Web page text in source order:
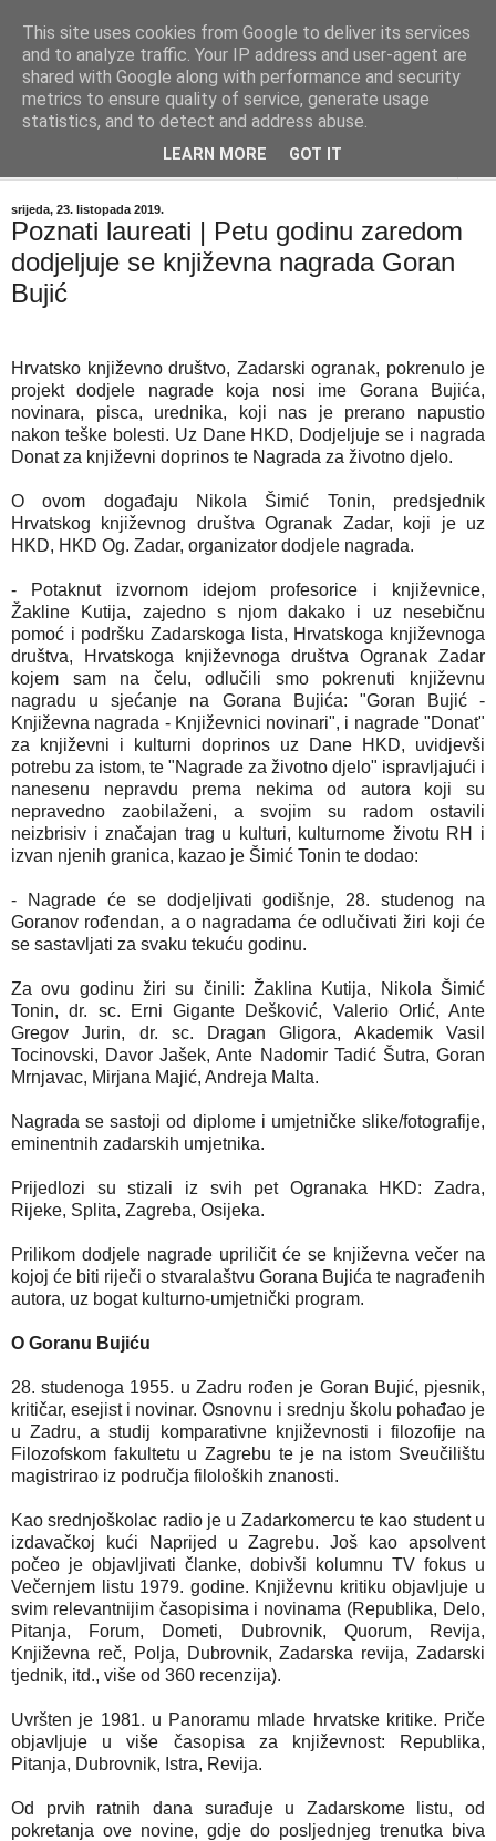
"Kvaka"
Časopis za književnost ISSN 2459-5632
srijeda, 23. listopada 2019.
Poznati laureati | Petu godinu zaredom
dodjeljuje se književna nagrada Goran
Bujić
Hrvatsko književno društvo, Zadarski ogranak, pokrenulo je
projekt dodjele nagrade koja nosi ime Gorana Bujića,
novinara, pisca, urednika, koji nas je prerano napustio
nakon teške bolesti. Uz Dane HKD, Dodjeljuje se i nagrada
Donat za književni doprinos te Nagrada za životno djelo.
O ovom događaju Nikola Šimić Tonin, predsjednik
Hrvatskog književnog društva Ogranak Zadar, koji je uz
HKD, HKD Og. Zadar, organizator dodjele nagrada.
- Potaknut izvornom idejom profesorice i književnice,
Žakline Kutija, zajedno s njom dakako i uz nesebičnu
pomoć i podršku Zadarskoga lista, Hrvatskoga književnoga
društva, Hrvatskoga književnoga društva Ogranak Zadar
kojem sam na čelu, odlučili smo pokrenuti književnu
nagradu u sjećanje na Gorana Bujića: "Goran Bujić -
Književna nagrada - Književnici novinari", i nagrade "Donat"
za književni i kulturni doprinos uz Dane HKD, uvidjevši
potrebu za istom, te "Nagrade za životno djelo" ispravljajući i
nanesenu nepravdu prema nekima od autora koji su
nepravedno zaobilaženi, a svojim su radom ostavili
neizbrisiv i značajan trag u kulturi, kulturnome životu RH i
izvan njenih granica, kazao je Šimić Tonin te dodao:
- Nagrade će se dodjeljivati godišnje, 28. studenog na
Goranov rođendan, a o nagradama će odlučivati žiri koji će
se sastavljati za svaku tekuću godinu.
Za ovu godinu žiri su činili: Žaklina Kutija, Nikola Šimić
Tonin, dr. sc. Erni Gigante Dešković, Valerio Orlić, Ante
Gregov Jurin, dr. sc. Dragan Gligora, Akademik Vasil
Tocinovski, Davor Jašek, Ante Nadomir Tadić Šutra, Goran
Mrnjavac, Mirjana Majić, Andreja Malta.
Nagrada se sastoji od diplome i umjetničke slike/fotografije,
eminentnih zadarskih umjetnika.
Prijedlozi su stizali iz svih pet Ogranaka HKD: Zadra,
Rijeke, Splita, Zagreba, Osijeka.
Prilikom dodjele nagrade upriličit će se književna večer na
kojoj će biti riječi o stvaralaštvu Gorana Bujića te nagrađenih
autora, uz bogat kulturno-umjetnički program.
O Goranu Bujiću
28. studenoga 1955. u Zadru rođen je Goran Bujić, pjesnik,
kritičar, esejist i novinar. Osnovnu i srednju školu pohađao je
u Zadru, a studij komparativne književnosti i filozofije na
Filozofskom fakultetu u Zagrebu te je na istom Sveučilištu
magistrirao iz područja filoloških znanosti.
Kao srednjoškolac radio je u Zadarkomercu te kao student u
izdavačkoj kući Naprijed u Zagrebu. Još kao apsolvent
počeo je objavljivati članke, dobivši kolumnu TV fokus u
Večernjem listu 1979. godine. Književnu kritiku objavljuje u
svim relevantnijim časopisima i novinama (Republika, Delo,
Pitanja, Forum, Dometi, Dubrovnik, Quorum, Revija,
Književna reč, Polja, Dubrovnik, Zadarska revija, Zadarski
tjednik, itd., više od 360 recenzija).
Uvršten je 1981. u Panoramu mlade hrvatske kritike. Priče
objavljuje u više časopisa za književnost: Republika,
Pitanja, Dubrovnik, Istra, Revija.
Od prvih ratnih dana surađuje u Zadarskome listu, od
pokretanja ove novine, gdje do posljednjeg trenutka biva
This site uses cookies from Google to deliver its services
and to analyze traffic. Your IP address and user-agent are
shared with Google along with performance and security
metrics to ensure quality of service, generate usage
statistics, and to detect and address abuse.
LEARN MORE GOT IT